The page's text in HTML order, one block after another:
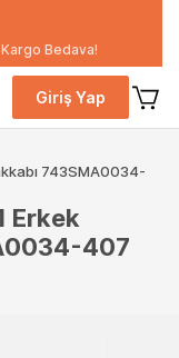
Bedava!
Giriş Yap
743SMA0034-
Erkek
407